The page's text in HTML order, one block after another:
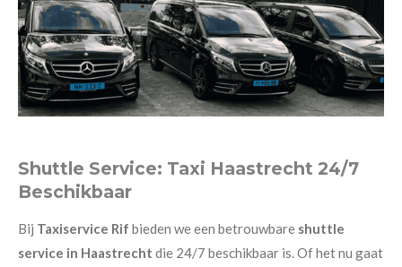
Shuttle Service: Taxi Haastrecht 24/7
Beschikbaar
Bij Taxiservice Rif bieden we een betrouwbare shuttle
service in Haastrecht die 24/7 beschikbaar is. Of het nu gaat